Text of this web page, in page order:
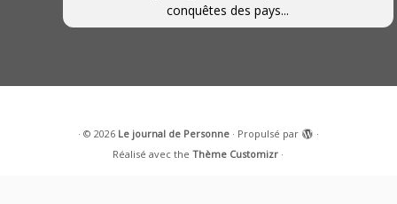
conquêtes des pays...
· © 2026 Le journal de Personne· Propulsé par
·
Réalisé avec theThème Customizr ·